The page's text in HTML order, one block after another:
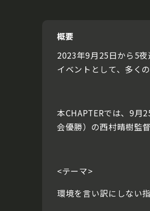
概要
2023年9月25日から5
イベントとして、多く
本CHAPTERでは、9月
会優勝）の西村晴樹監
<テーマ>
環境を言い訳にしない